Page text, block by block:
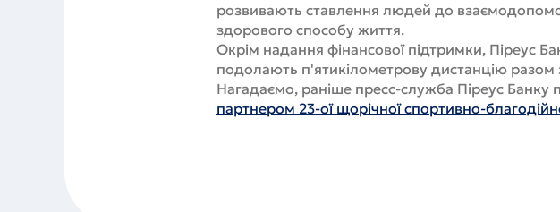
розвивають ставлення людей до
здорового способу життя.
Окрім надання фінансової підтримки, Піреус
подолають п'ятикілометрову дистанцію
Нагадаємо, раніше пресс-служба Піреус Банку
партнером 23-ої щорічної спортивно-